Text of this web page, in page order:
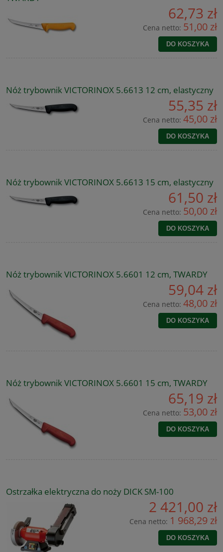
62,73 zł
Cena netto: 51,00 zł
DO KOSZYKA
Nóż trybownik VICTORINOX 5.6613 12 cm, elastyczny
55,35 zł
Cena netto: 45,00 zł
DO KOSZYKA
Nóż trybownik VICTORINOX 5.6613 15 cm, elastyczny
61,50 zł
Cena netto: 50,00 zł
DO KOSZYKA
Nóż trybownik VICTORINOX 5.6601 12 cm, TWARDY
59,04 zł
Cena netto: 48,00 zł
DO KOSZYKA
Nóż trybownik VICTORINOX 5.6601 15 cm, TWARDY
65,19 zł
Cena netto: 53,00 zł
DO KOSZYKA
Ostrzałka elektryczna do noży DICK SM-100
2 421,00 zł
Cena netto: 1 968,29 zł
DO KOSZYKA